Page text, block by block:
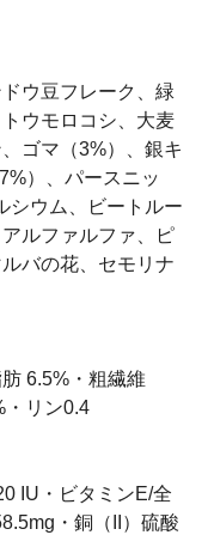
ウ豆フレーク、緑
ウモロコシ、大麦
ゴマ（3%）、銀キ
）、パースニッ
シウム、ビートルー
ルファルファ、ピ
バの花、セモリナ
6.5%・粗繊維
・リン0.4
IU・ビタミンE/全
・銅（II）硫酸